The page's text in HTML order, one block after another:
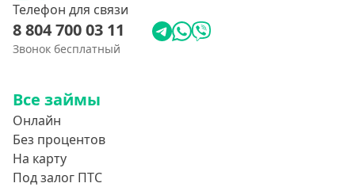
Телефон для связи
8 804 700 03 11
Звонок бесплатный
Все займы
Онлайн
Без процентов
На карту
Под залог ПТС